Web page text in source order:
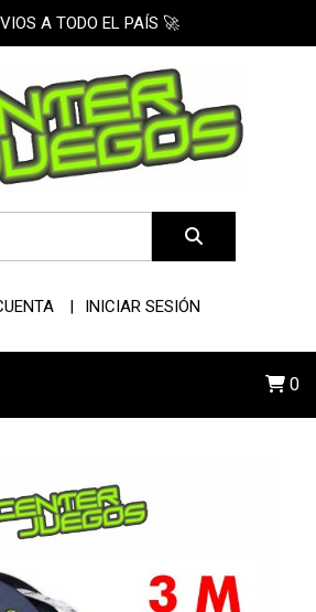
A TODO EL PAÍS 🚀
INICIAR SESIÓN
0